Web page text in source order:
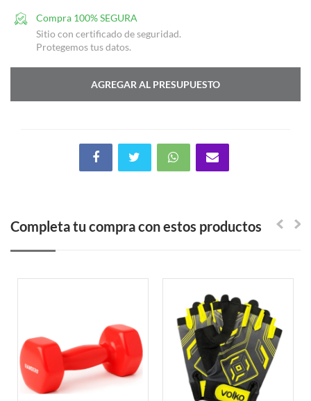
Compra 100% SEGURA
Sitio con certificado de seguridad.
Protegemos tus datos.
AGREGAR AL PRESUPUESTO
Completa tu compra con estos productos